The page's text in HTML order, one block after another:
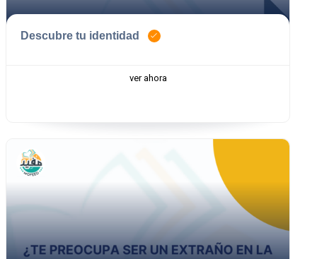
Descubre tu identidad
ver ahora